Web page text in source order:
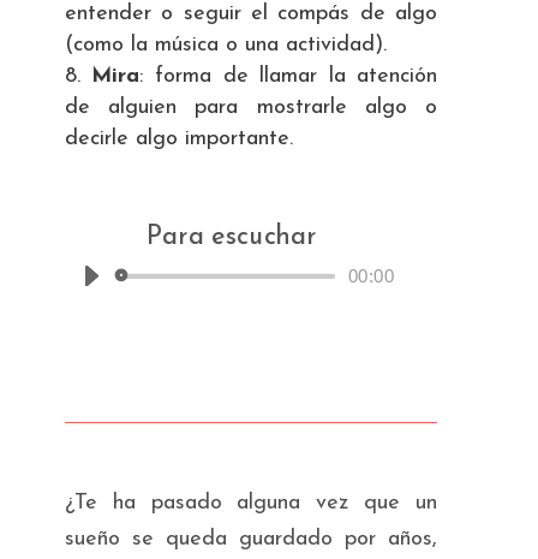
entender o seguir el compás de algo
(como la música o una actividad).
Mira: forma de llamar la atención
de alguien para mostrarle algo o
decirle algo importante.
Para escuchar
Reproductor00:00
¿Te ha pasado alguna vez que un
sueño se queda guardado por años,